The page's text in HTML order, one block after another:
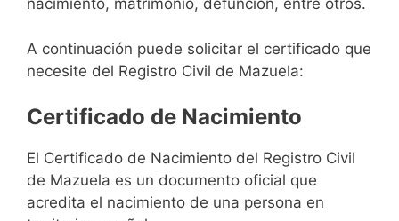
nacimiento, matrimonio, defunción, entre otros.
A continuación puede solicitar el certificado que
necesite del Registro Civil de Mazuela:
Certificado de Nacimiento
El Certificado de Nacimiento del Registro Civil
de Mazuela es un documento oficial que
acredita el nacimiento de una persona en